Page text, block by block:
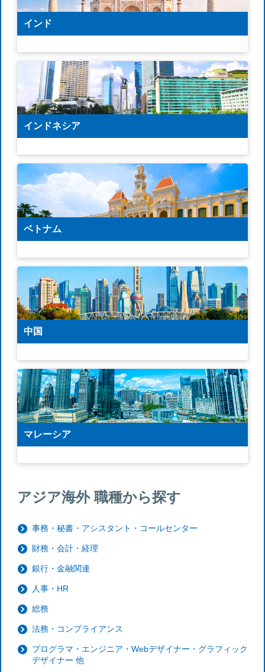
インド
インドネシア
ベトナム
中国
マレーシア
アジア海外 職種から探す
事務・秘書・アシスタント・コールセンター
財務・会計・経理
銀行・金融関連
人事・HR
総務
法務・コンプライアンス
プログラマ・エンジニア・Webデザイナー・グラフィック
デザイナー 他